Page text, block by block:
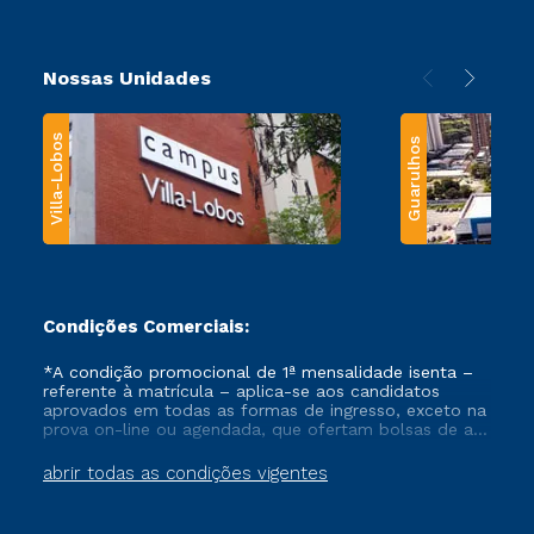
Nossas Unidades
Villa-Lobos Guarulhos
Condições Comerciais:
abrir todas as condições vigentes
*A condição promocional de 1ª mensalidade isenta –
referente à matrícula – aplica-se aos candidatos
aprovados em todas as formas de ingresso, exceto na
prova on-line ou agendada, que ofertam bolsas de até
vigente, que ainda não tenham efetivado e/ou não
tenham cancelado ou trancado sua matrícula em uma